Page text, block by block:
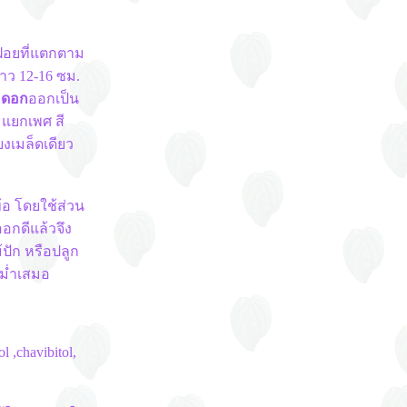
อยที่แตกตาม
ว 12-16 ซม.
ดอกออกเป็น
ยกเพศ สี
เมล็ดเดียว
โดยใช้ส่วน
กดีแล้วจึง
ปัก หรือปลูก
ำเสมอ
,chavibitol,